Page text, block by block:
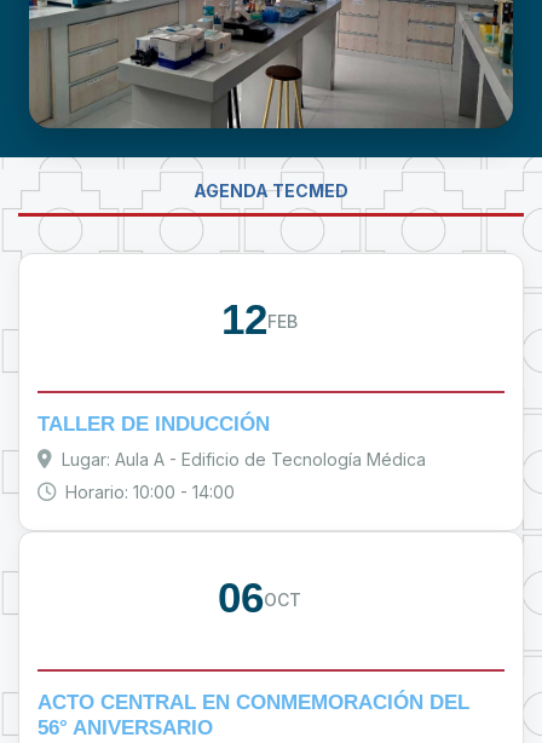
LABORATORIO DE INVESTIGACIÓN -
PROUMSA
AGENDA TECMED
12FEB
TALLER DE INDUCCIÓN
Lugar: Aula A - Edificio de Tecnología Médica
Horario: 10:00 - 14:00
06OCT
ACTO CENTRAL EN CONMEMORACIÓN DEL
56° ANIVERSARIO